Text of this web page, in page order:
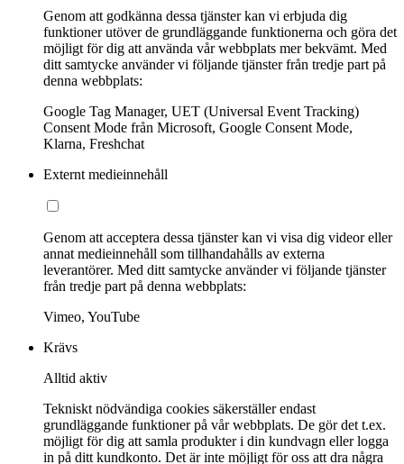
Genom att godkänna dessa tjänster kan vi erbjuda dig
funktioner utöver de grundläggande funktionerna och göra det
möjligt för dig att använda vår webbplats mer bekvämt. Med
ditt samtycke använder vi följande tjänster från tredje part på
denna webbplats:
Google Tag Manager, UET (Universal Event Tracking)
Consent Mode från Microsoft, Google Consent Mode,
Klarna, Freshchat
Externt medieinnehåll
Genom att acceptera dessa tjänster kan vi visa dig videor eller
annat medieinnehåll som tillhandahålls av externa
leverantörer. Med ditt samtycke använder vi följande tjänster
från tredje part på denna webbplats:
Vimeo, YouTube
Krävs
Alltid aktiv
Tekniskt nödvändiga cookies säkerställer endast
grundläggande funktioner på vår webbplats. De gör det t.ex.
möjligt för dig att samla produkter i din kundvagn eller logga
in på ditt kundkonto. Det är inte möjligt för oss att dra några